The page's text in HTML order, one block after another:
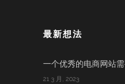
最新想法
一个优秀的电商网站
21 3 月, 2023